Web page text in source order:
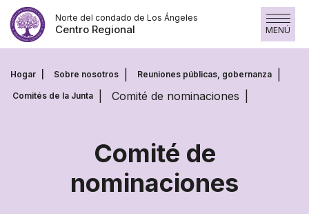
Saltar
contenido
Norte del condado de Los Ángeles
Centro Regional MENÚ
Hogar Sobre nosotros Reuniones públicas, gobernanza
Comités de la Junta Comité de nominaciones
Comité de
nominaciones
Comité